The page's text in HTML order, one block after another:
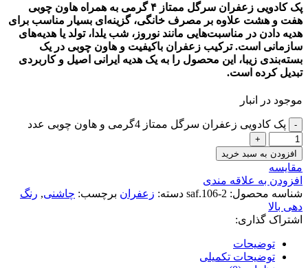
پک کادویی زعفران سرگل ممتاز ۴ گرمی به همراه هاون چوبی
هفت و هشت علاوه بر مصرف خانگی، گزینه‌ای بسیار مناسب برای
هدیه دادن در مناسبت‌هایی مانند نوروز، شب یلدا، تولد یا هدیه‌های
سازمانی است. ترکیب زعفران باکیفیت و هاون چوبی در یک
بسته‌بندی زیبا، این محصول را به یک هدیه ایرانی اصیل و کاربردی
تبدیل کرده است.
موجود در انبار
پک کادویی زعفران سرگل ممتاز 4گرمی و هاون چوبی عدد
افزودن به سبد خرید
مقايسه
افزودن به علاقه مندی
شناسه محصول: saf.106-2 دسته: زعفران برچسب: چاشنی, رنگ
دهی بالا
اشتراک گذاری:
توضیحات
توضیحات تکمیلی